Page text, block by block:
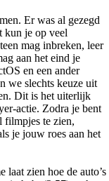
Er was al gezegd
kun je op veel
mag inbreken, leer
aan het eind je
en een ander
we slechts keuze uit
Dit is het uiterlijk
actie. Zodra je bent
filmpjes te zien,
je jouw roes aan het
laat zien hoe de auto’s